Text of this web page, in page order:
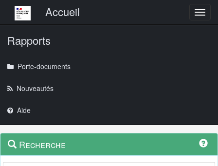
Menu principalAccueil
Rapports
Porte-documents
Nouveautés
Aide
Navigation
outils
Menu
contextuel
Recherche